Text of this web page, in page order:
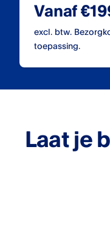
Vanaf
excl. btw.
toepassing.
Laat je